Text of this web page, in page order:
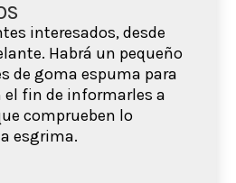
interesados, desde
Habrá un pequeño
de goma espuma para
el fin de informarles a
comprueben lo
esgrima.